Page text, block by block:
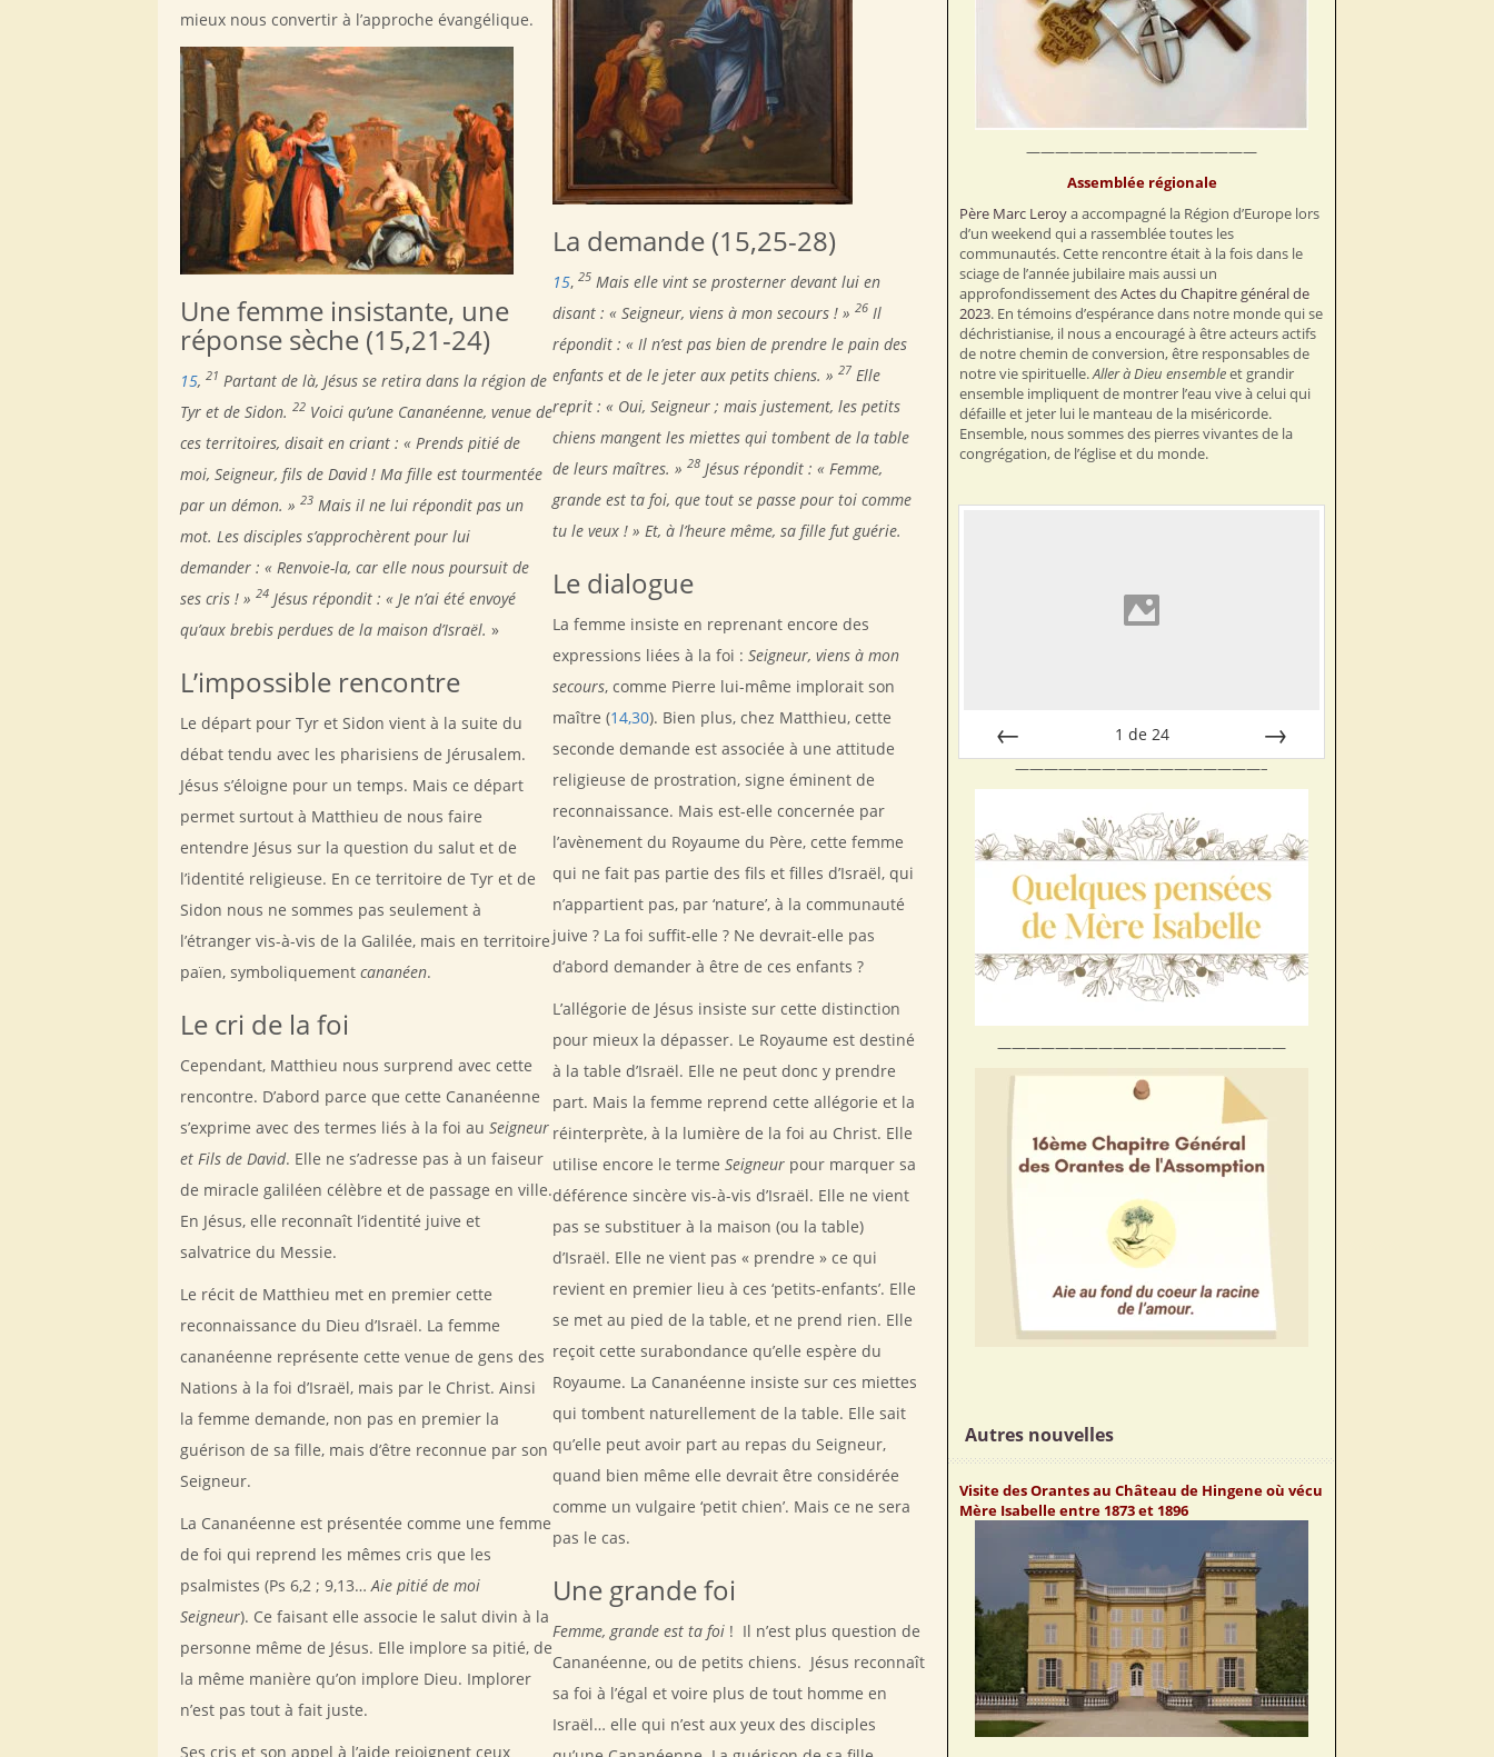
mieux nous convertir à l’approche évangélique.
Une femme insistante, une
réponse sèche (15,21-24)
15, 21 Partant de là, Jésus se retira dans la région de
Tyr et de Sidon. 22 Voici qu’une Cananéenne, venue de
ces territoires, disait en criant : « Prends pitié de
moi, Seigneur, fils de David ! Ma fille est tourmentée
par un démon. » 23 Mais il ne lui répondit pas un
mot. Les disciples s’approchèrent pour lui
demander : « Renvoie-la, car elle nous poursuit de
ses cris ! » 24 Jésus répondit : « Je n’ai été envoyé
qu’aux brebis perdues de la maison d’Israël. »
L’impossible rencontre
Le départ pour Tyr et Sidon vient à la suite du
débat tendu avec les pharisiens de Jérusalem.
Jésus s’éloigne pour un temps. Mais ce départ
permet surtout à Matthieu de nous faire
entendre Jésus sur la question du salut et de
l’identité religieuse. En ce territoire de Tyr et de
Sidon nous ne sommes pas seulement à
l’étranger vis-à-vis de la Galilée, mais en territoire
païen, symboliquement cananéen.
Le cri de la foi
Cependant, Matthieu nous surprend avec cette
rencontre. D’abord parce que cette Cananéenne
s’exprime avec des termes liés à la foi au Seigneur
et Fils de David. Elle ne s’adresse pas à un faiseur
de miracle galiléen célèbre et de passage en ville.
En Jésus, elle reconnaît l’identité juive et
salvatrice du Messie.
Le récit de Matthieu met en premier cette
reconnaissance du Dieu d’Israël. La femme
cananéenne représente cette venue de gens des
Nations à la foi d’Israël, mais par le Christ. Ainsi
la femme demande, non pas en premier la
guérison de sa fille, mais d’être reconnue par son
Seigneur.
La Cananéenne est présentée comme une femme
de foi qui reprend les mêmes cris que les
psalmistes (Ps 6,2 ; 9,13… Aie pitié de moi
Seigneur). Ce faisant elle associe le salut divin à la
personne même de Jésus. Elle implore sa pitié, de
la même manière qu’on implore Dieu. Implorer
n’est pas tout à fait juste.
Ses cris et son appel à l’aide rejoignent ceux
La demande (15,25-28)
15,25 Mais elle vint se prosterner devant lui en
disant : « Seigneur, viens à mon secours ! »26 Il
répondit : « Il n’est pas bien de prendre le pain des
enfants et de le jeter aux petits chiens. »27 Elle
reprit : « Oui, Seigneur ; mais justement, les petits
chiens mangent les miettes qui tombent de la table
de leurs maîtres. »28 Jésus répondit : « Femme,
grande est ta foi, que tout se passe pour toi comme
tu le veux ! » Et, à l’heure même, sa fille fut guérie.
Le dialogue
La femme insiste en reprenant encore des
expressions liées à la foi :Seigneur, viens à mon
secours, comme Pierre lui-même implorait son
maître (14,30). Bien plus, chez Matthieu, cette
seconde demande est associée à une attitude
religieuse de prostration, signe éminent de
reconnaissance. Mais est-elle concernée par
l’avènement du Royaume du Père, cette femme
qui ne fait pas partie des fils et filles d’Israël, qui
n’appartient pas, par ‘nature’, à la communauté
juive ? La foi suffit-elle ? Ne devrait-elle pas
d’abord demander à être de ces enfants ?
L’allégorie de Jésus insiste sur cette distinction
pour mieux la dépasser. Le Royaume est destiné
à la table d’Israël. Elle ne peut donc y prendre
part. Mais la femme reprend cette allégorie et la
réinterprète, à la lumière de la foi au Christ. Elle
utilise encore le termeSeigneur pour marquer sa
déférence sincère vis-à-vis d’Israël. Elle ne vient
pas se substituer à la maison (ou la table)
d’Israël. Elle ne vient pas « prendre » ce qui
revient en premier lieu à ces ‘petits-enfants’. Elle
se met au pied de la table, et ne prend rien. Elle
reçoit cette surabondance qu’elle espère du
Royaume. La Cananéenne insiste sur ces miettes
qui tombent naturellement de la table. Elle sait
qu’elle peut avoir part au repas du Seigneur,
quand bien même elle devrait être considérée
comme un vulgaire ‘petit chien’. Mais ce ne sera
pas le cas.
Une grande foi
Femme, grande est ta foi ! Il n’est plus question de
Cananéenne, ou de petits chiens. Jésus reconnaît
sa foi à l’égal et voire plus de tout homme en
Israël… elle qui n’est aux yeux des disciples
————————————————
Assemblée régionale
Père Marc Leroya accompagné la Région d’Europe lors
d’un weekend qui a rassemblée toutes les
communautés. Cette rencontre était à la fois dans le
sciage de l’année jubilaire mais aussi un
approfondissement desActes du Chapitre général de
2023. En témoins d’espérance dans notre monde qui se
déchristianise, il nous a encouragé à être acteurs actifs
de notre chemin de conversion, être responsables de
notre vie spirituelle.Aller à Dieu ensembleet grandir
ensemble impliquent de montrer l’eau vive à celui qui
défaille et jeter lui le manteau de la miséricorde.
Ensemble, nous sommes des pierres vivantes de la
congrégation, de l’église et du monde.
Préc
1 de 24
Suiv.
—————————————————–
————————————————————
Autres nouvelles
Visite des Orantes au Château de Hingene où vécu
Mère Isabelle entre 1873 et 1896